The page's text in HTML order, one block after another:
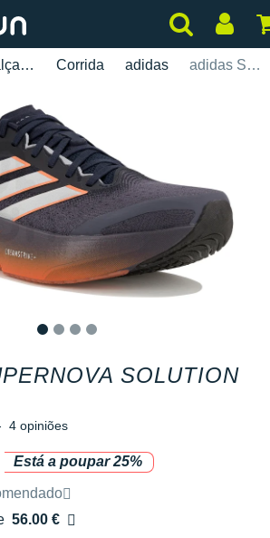
Calçados Corrida adidas adidas Supernova Solution 3
SOLUTION
4 opiniões
Está a poupar 25%
pela marca
56.00 €